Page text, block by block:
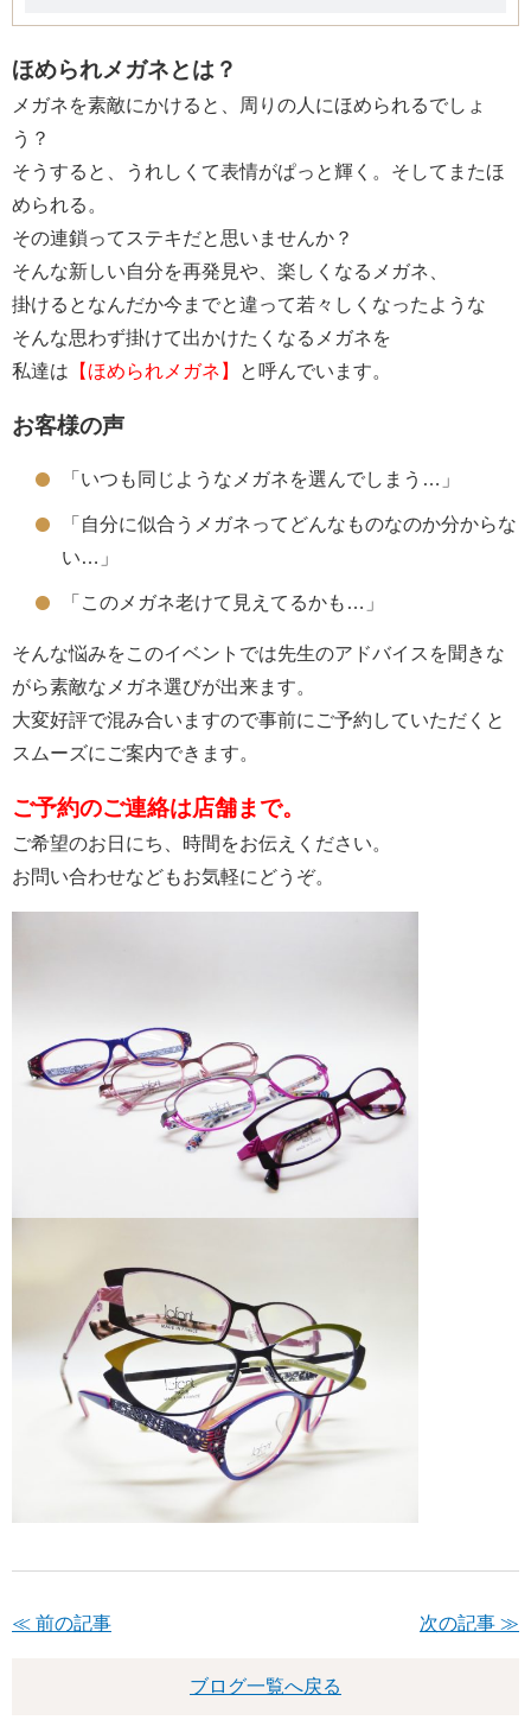
ほめられメガネとは？
メガネを素敵にかけると、周りの人にほめられるでしょ
う？
そうすると、うれしくて表情がぱっと輝く。そしてまたほ
められる。
その連鎖ってステキだと思いませんか？
そんな新しい自分を再発見や、楽しくなるメガネ、
掛けるとなんだか今までと違って若々しくなったような
そんな思わず掛けて出かけたくなるメガネを
私達は 【ほめられメガネ】 と呼んでいます。
お客様の声
「いつも同じようなメガネを選んでしまう…」
「自分に似合うメガネってどんなものなのか分からな
い…」
「このメガネ老けて見えてるかも…」
そんな悩みをこのイベントでは先生のアドバイスを聞きな
がら素敵なメガネ選びが出来ます。
大変好評で混み合いますので事前にご予約していただくと
スムーズにご案内できます。
ご予約のご連絡は店舗まで。
ご希望のお日にち、時間をお伝えください。
お問い合わせなどもお気軽にどうぞ。
≪ 前の記事 次の記事 ≫
ブログ一覧へ戻る